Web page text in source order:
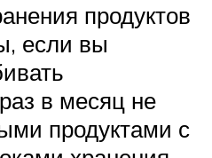
продуктов
если вы
в месяц не
продуктами с